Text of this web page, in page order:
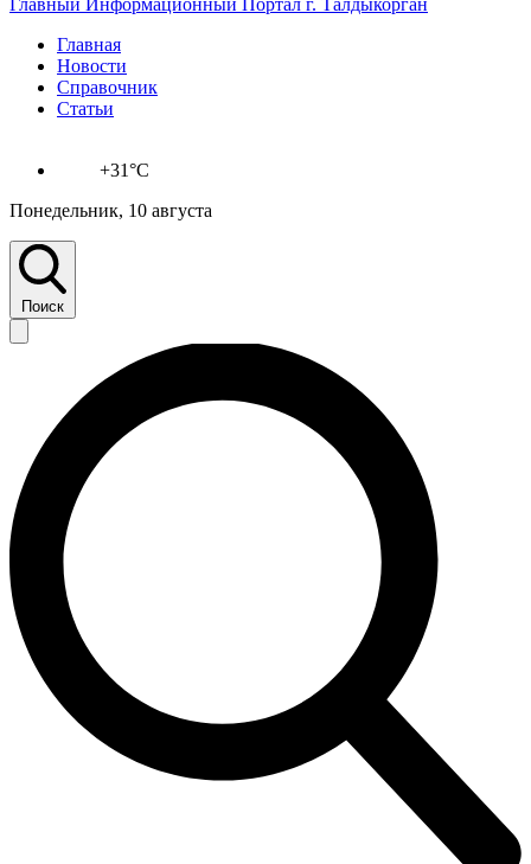
Главный Информационный Портал г. Талдыкорган
Главная
Новости
Справочник
Статьи
+31°C
Понедельник, 10 августа
Поиск